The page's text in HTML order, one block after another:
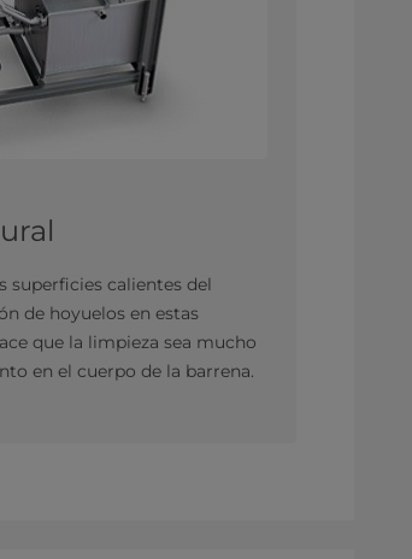
superficies calientes del
de hoyuelos en estas
que la limpieza sea mucho
en el cuerpo de la barrena.